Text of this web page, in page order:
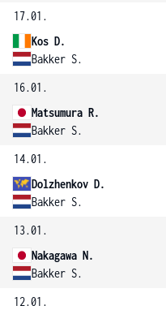
17.01.
Kos D.
Bakker S.
16.01.
Matsumura R.
Bakker S.
14.01.
Dolzhenkov D.
Bakker S.
13.01.
Nakagawa N.
Bakker S.
12.01.